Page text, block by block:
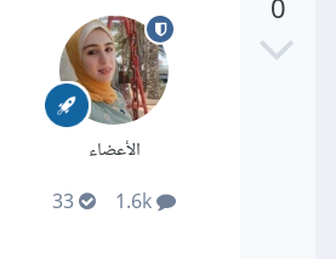
0
الأعضاء